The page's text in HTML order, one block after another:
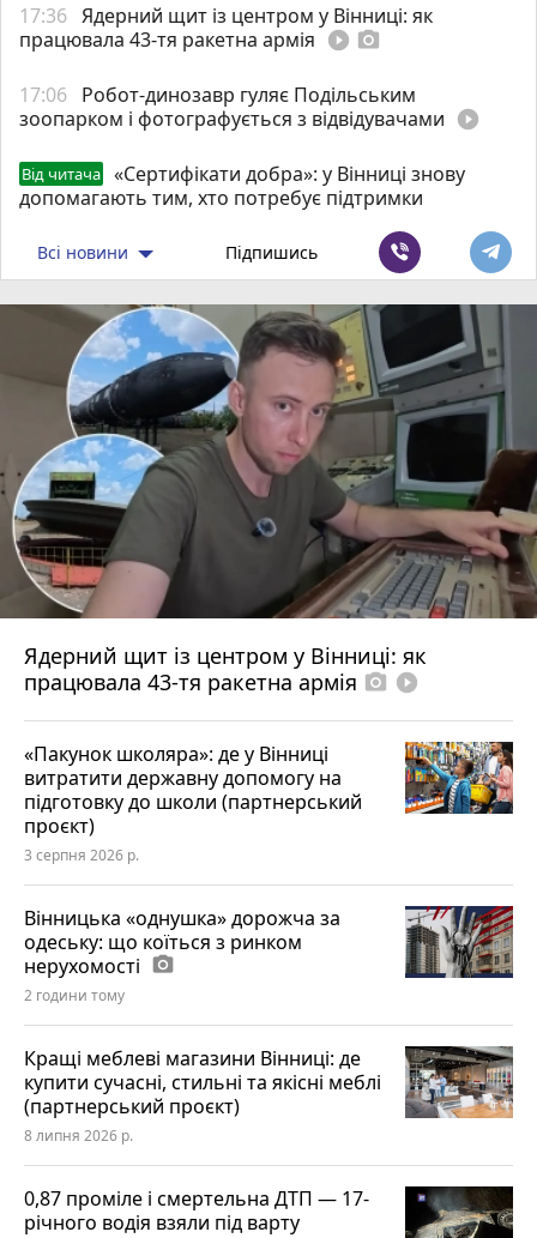
17:36 Ядерний щит із центром у Вінниці: як
працювала 43-тя ракетна армія play_circle_filled photo_camera
17:06 Робот-динозавр гуляє Подільським
зоопарком і фотографується з відвідувачами play_circle_filled
Від читача
«Сертифікати добра»: у Вінниці знову
допомагають тим, хто потребує підтримки
Всі новини Підпишись
Ядерний щит із центром у Вінниці: як
працювала 43-тя ракетна армія photo_camera play_circle_filled
«Пакунок школяра»: де у Вінниці
витратити державну допомогу на
підготовку до школи (партнерський
проєкт)
3 серпня 2026 р.
Вінницька «однушка» дорожча за
одеську: що коїться з ринком
нерухомості photo_camera
2 години тому
Кращі меблеві магазини Вінниці: де
купити сучасні, стильні та якісні меблі
(партнерський проєкт)
8 липня 2026 р.
0,87 проміле і смертельна ДТП — 17-
річного водія взяли під варту